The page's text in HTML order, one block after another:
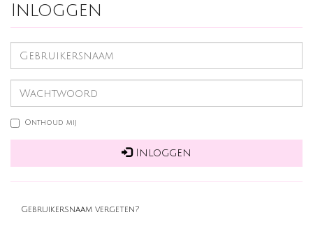
Inloggen
Onthoud mij
Inloggen
Gebruikersnaam vergeten?